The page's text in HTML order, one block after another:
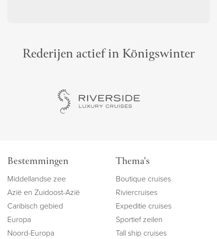
Rederijen actief in Königswinter
Bestemmingen
Middellandse zee
Azië en Zuidoost-Azië
Caribisch gebied
Europa
Noord-Europa
Thema's
Boutique cruises
Riviercruises
Expeditie cruises
Sportief zeilen
Tall ship cruises